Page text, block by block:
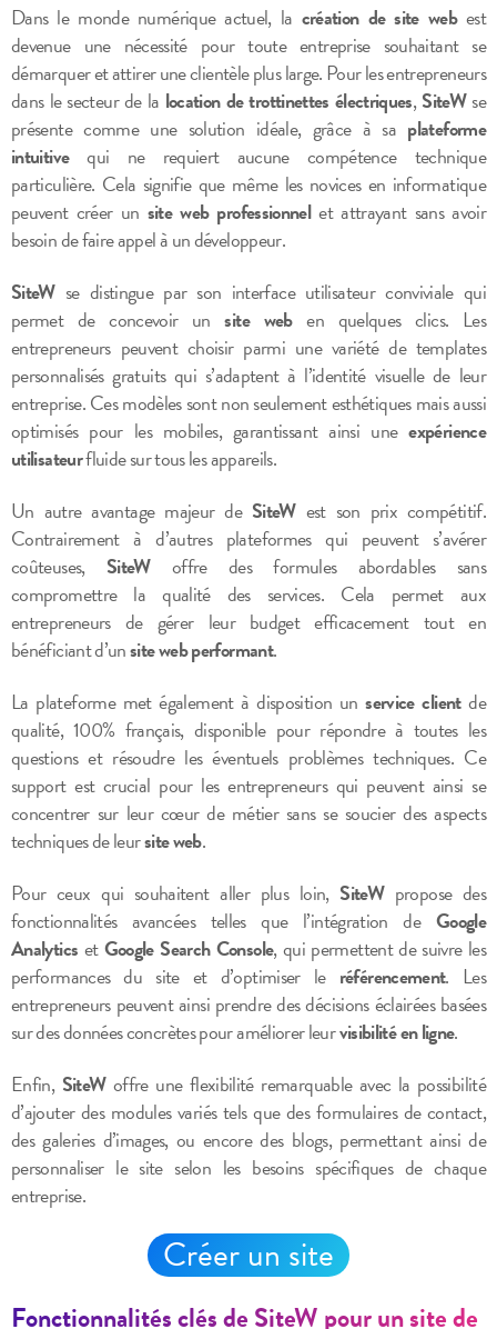
Dans le monde numérique actuel, la création de site webest
devenue une nécessité pour toute entreprise souhaitant se
démarquer et attirer une clientèle plus large. Pour les entrepreneurs
dans le secteur de la location de trottinettes électriques,SiteWse
présente comme une solution idéale, grâce à sa plateforme
intuitivequi ne requiert aucune compétence technique
particulière. Cela signifie que même les novices en informatique
peuvent créer un site web professionnelet attrayant sans avoir
besoin de faire appel à un développeur.
SiteWse distingue par son interface utilisateur conviviale qui
permet de concevoir unsite weben quelques clics. Les
entrepreneurs peuvent choisir parmi une variété de templates
personnalisés gratuits qui s’adaptent à l’identité visuelle de leur
entreprise. Ces modèles sont non seulement esthétiques mais aussi
optimisés pour les mobiles, garantissant ainsi uneexpérience
utilisateurfluide sur tous les appareils.
Un autre avantage majeur de SiteWest son prix compétitif.
Contrairement à d’autres plateformes qui peuvent s’avérer
coûteuses, SiteWoffre des formules abordables sans
compromettre la qualité des services. Cela permet aux
entrepreneurs de gérer leur budget efficacement tout en
bénéficiant d’unsite web performant.
La plateforme met également à disposition unservice clientde
qualité, 100% français, disponible pour répondre à toutes les
questions et résoudre les éventuels problèmes techniques. Ce
support est crucial pour les entrepreneurs qui peuvent ainsi se
concentrer sur leur cœur de métier sans se soucier des aspects
techniques de leursite web.
Pour ceux qui souhaitent aller plus loin, SiteWpropose des
fonctionnalités avancées telles que l’intégration de Google
Analytics etGoogle Search Console, qui permettent de suivre les
performances du site et d’optimiser le référencement. Les
entrepreneurs peuvent ainsi prendre des décisions éclairées basées
sur des données concrètes pour améliorer leurvisibilité en ligne.
Enfin, SiteWoffre une flexibilité remarquable avec la possibilité
d’ajouter des modules variés tels que des formulaires de contact,
des galeries d’images, ou encore des blogs, permettant ainsi de
personnaliser le site selon les besoins spécifiques de chaque
entreprise.
Créer un site
Fonctionnalités clés de SiteW pour un site de